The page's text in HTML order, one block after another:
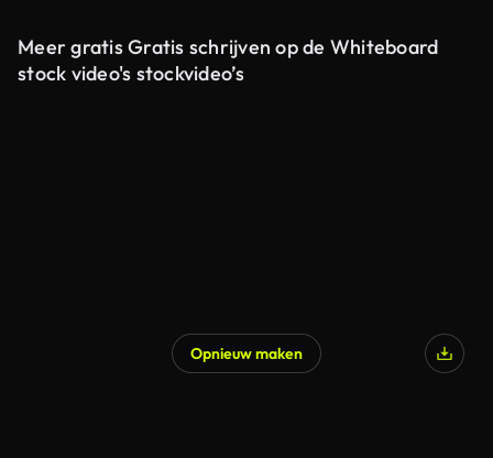
Meer gratis Gratis schrijven op de Whiteboard
stock video's stockvideo’s
Opnieuw maken